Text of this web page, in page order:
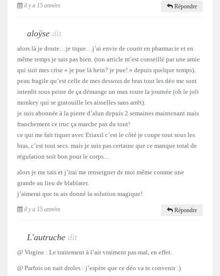
il y a 15 années Répondre
aloÿse dit
alors là je doute…je tique…j’ai envie de courir en pharmacie et en
même temps je sais pas bien. (ton article m’est conseillé par une amie
qui suit mes crise « je pue là hein? je pue! » depuis quelque temps).
peau fragile qu’est celle de mes dessous de bras tout les déo me sont
interdit sous peine de ça démange un max toute la journée (oh le joli
monkey qui se gratouille les aisselles sans arrêt).
je suis abonnée à la pierre d’alun depuis 2 semaines maintenant mais
franchement ce truc ça marche pas du tout!
ce qui me fait tiquer avec Etiaxil c’est le côté je coupe tout sous les
bras, c’est tout secs. mais je suis pas certaine que ce manque total de
régulation soit bon pour le corps…
alors je me tais et j’irai me renseigner de moi même comme une
grande au lieu de blablater.
j’aimerai que tu ais donné la solution magique!
il y a 15 années Répondre
L'autruche dit
@ Virgine : Le traitement à l’air vraiment pas mal, en effet.
@ Parfois on nait droles : j’espère que ce déo va te convenir :)